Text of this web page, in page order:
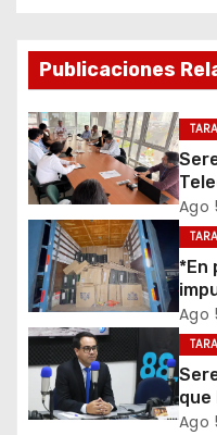
a
c
i
ó
n
d
e
e
Publicaciones
Ago
*En
Ago
que
Ago